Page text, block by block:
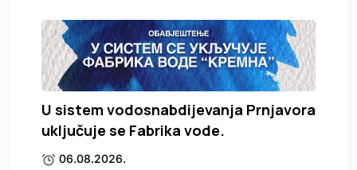
U sistem vodosnabdijevanja Prnjavora
uključuje se Fabrika vode.
06.08.2026.